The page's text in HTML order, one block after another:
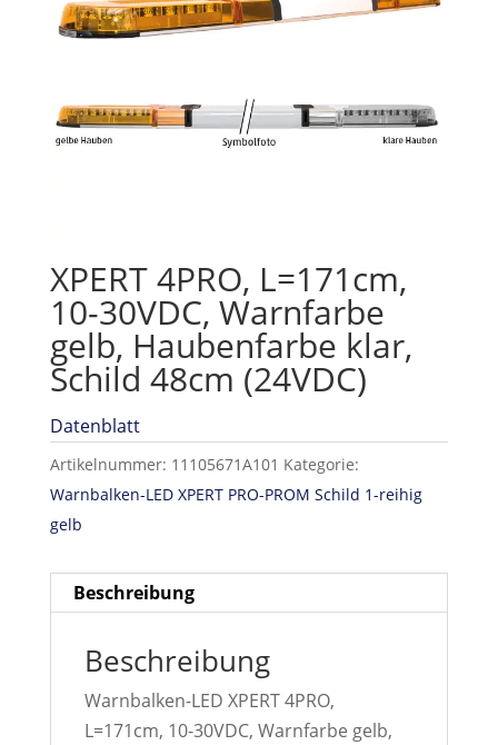
XPERT 4PRO, L=171cm,
10-30VDC, Warnfarbe
gelb, Haubenfarbe klar,
Schild 48cm (24VDC)
Datenblatt
Artikelnummer: 11105671A101 Kategorie:
Warnbalken-LED XPERT PRO-PROM Schild 1-reihig
gelb
Beschreibung
Beschreibung
Warnbalken-LED XPERT 4PRO,
L=171cm, 10-30VDC, Warnfarbe gelb,